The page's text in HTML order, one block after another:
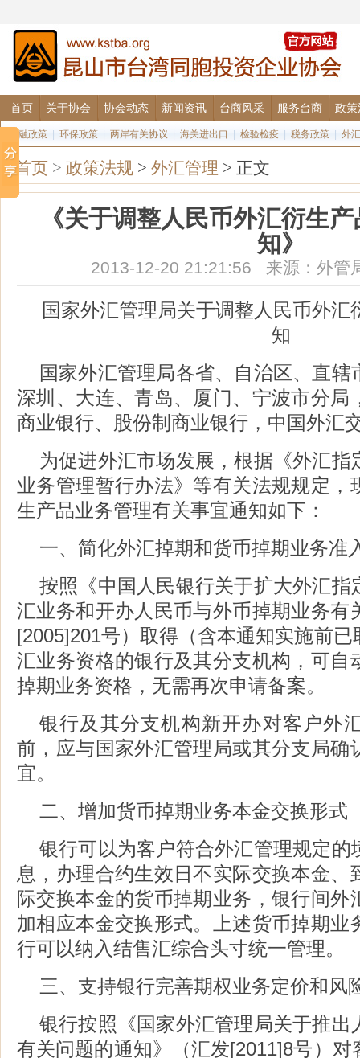
首页 关于协会 协会动态 新闻资讯 台商风采 服务台商 政策
金融政策 环保政策 两岸有关协议 海关进出口 检验检疫 税务政策 外
首页 > 政策法规 > 外汇管理 > 正文
《关于调整人民币外汇衍生
知》
2013-12-20 21:21:56 来源：外
国家外汇管理局关于调整人民币外汇
知
国家外汇管理局各省、自治区、直
深圳、大连、青岛、厦门、宁波市分局
商业银行、股份制商业银行，中国外汇
为促进外汇市场发展，根据《外汇指
业务管理暂行办法》等有关法规规定，
生产品业务管理有关事宜通知如下：
一、简化外汇掉期和货币掉期业务准
按照《中国人民银行关于扩大外汇指
汇业务和开办人民币与外币掉期业务有
[2005]201号）取得（含本通知实施前
汇业务资格的银行及其分支机构，可自
掉期业务资格，无需再次申请备案。
银行及其分支机构新开办对客户外
前，应与国家外汇管理局或其分支局确
宜。
二、增加货币掉期业务本金交换形式
银行可以为客户符合外汇管理规定的
息，办理合约生效日不实际交换本金、
际交换本金的货币掉期业务，银行间外
加相应本金交换形式。上述货币掉期业
行可以纳入结售汇综合头寸统一管理。
三、支持银行完善期权业务定价和风
银行按照《国家外汇管理局关于推出
有关问题的通知》（汇发[2011]8号）